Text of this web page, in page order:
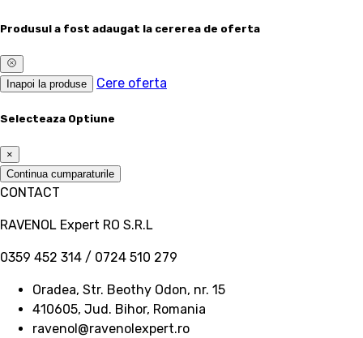
Produsul a fost adaugat la cererea de oferta
Inapoi la produse Cere oferta
Selecteaza Optiune
×
Continua cumparaturile
CONTACT
RAVENOL Expert RO S.R.L
0359 452 314 / 0724 510 279
Oradea, Str. Beothy Odon, nr. 15
410605, Jud. Bihor, Romania
ravenol@ravenolexpert.ro